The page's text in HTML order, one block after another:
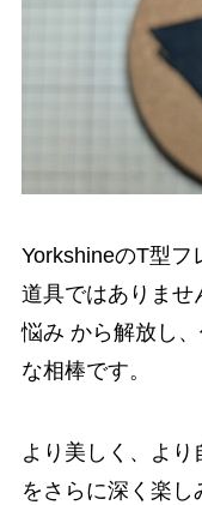
YorkshineのT型フ
道具ではありませ
悩み から解放し
な相棒です。
より美しく、よ
をさらに深く楽